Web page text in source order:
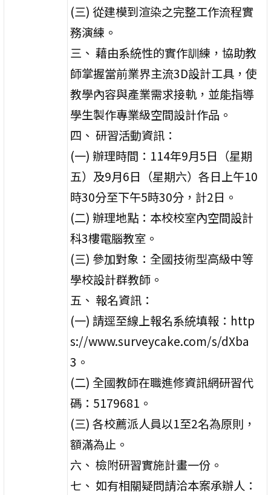
(三) 從建模到渲染之完整工作流程實
務演練。
三、 藉由系統性的實作訓練，協助教
師掌握當前業界主流3D設計工具，使
教學內容與產業需求接軌，並能指導
學生製作專業級空間設計作品。
四、 研習活動資訊：
(一) 辦理時間：114年9月5日（星期
五）及9月6日（星期六）各日上午10
時30分至下午5時30分，計2日。
(二) 辦理地點：本校校室內空間設計
科3樓電腦教室。
(三) 參加對象：全國技術型高級中等
學校設計群教師。
五、 報名資訊：
(一) 請逕至線上報名系統填報：http
s://www.surveycake.com/s/dXba
3。
(二) 全國教師在職進修資訊網研習代
碼：5179681。
(三) 各校薦派人員以1至2名為原則，
額滿為止。
六、 檢附研習實施計畫一份。
七、 如有相關疑問請洽本案承辦人：